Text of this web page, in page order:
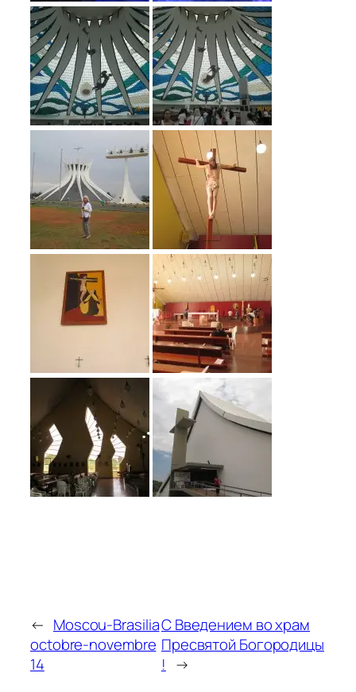
← Moscou-Brasilia
octobre-novembre
14
С Введением во храм
Пресвятой Богородицы
! →